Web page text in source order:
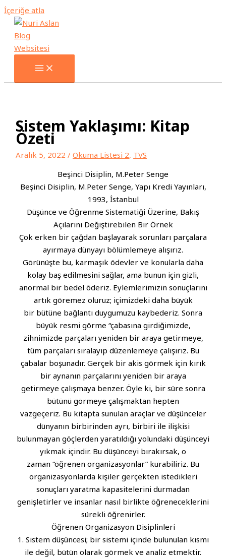
İçeriğe atla
Sistem Yaklaşımı: Kitap
Özeti
Aralık 5, 2022/Okuma Listesi 2, TVS
Beşinci Disiplin, M.Peter Senge
Beşinci Disiplin, M.Peter Senge, Yapı Kredi Yayınları,
1993, İstanbul
Düşünce ve Öğrenme Sistematiği Üzerine, Bakış
Açılarını Değiştirebilen Bir Örnek
Çok erken bir çağdan başlayarak sorunları parçalara
ayırmaya dünyayı bölümlemeye alışırız.
Görünüşte bu, karmaşık ödevler ve konularla daha
kolay baş edilmesini sağlar, ama bunun için gizli,
anormal bir bedel öderiz. Eylemlerimizin sonuçlarını
artık göremez oluruz; içimizdeki daha büyük
bir bütüne bağlantı duygumuzu kaybederiz. Sonra
büyük resmi görme “çabasına girdiğimizde,
zihnimizde parçaları yeniden bir araya getirmeye,
tüm parçaları sıralayıp düzenlemeye çalışırız. Bu
çabalar boşunadır. Gerçek bir akis görmek için kırık
bir aynanın parçalarını yeniden bir araya
getirmeye çalışmaya benzer. Öyle ki, bir süre sonra
bütünü görmeye çalışmaktan hepten
vazgeçeriz. Bu kitapta sunulan araçlar ve düşünceler
dünyanın birbirinden ayrı, birbiri ile ilişkisi
bulunmayan göçlerden yaratıldığı yolundaki düşünceyi
yıkmak içindir. Bu düşünceyi bırakırsak, o
zaman “öğrenen organizasyonlar” kurabiliriz. Bu
organizasyonlarda kişiler gerçekten istedikleri
sonuçları yaratma kapasitelerini durmadan
genişletirler ve insanlar nasıl birlikte öğreneceklerini
sürekli öğrenirler.
Öğrenen Organizasyon Disiplinleri
1. Sistem düşüncesi; bir sistemi içinde bulunulan kısmı
ile değil, bütün olarak görmek ve analiz etmektir.